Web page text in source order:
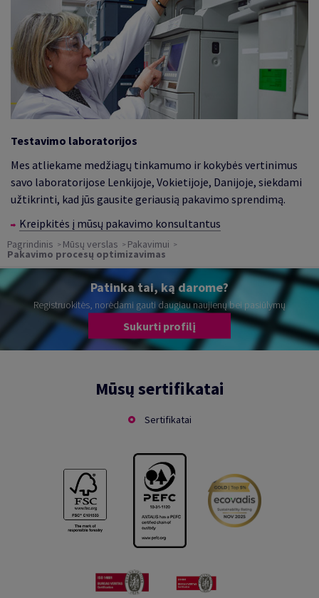
Testavimo laboratorijos
Mes atliekame medžiagų tinkamumo ir kokybės vertinimus
savo laboratorijose Lenkijoje, Vokietijoje, Danijoje, siekdami
užtikrinti, kad jūs gausite geriausią pakavimo sprendimą.
Kreipkitės į mūsų pakavimo konsultantus
Pagrindinis Mūsų verslas Pakavimui
Pakavimo procesų optimizavimas
Patinka tai, ką darome?
Registruokitės, norėdami gauti daugiau naujienų bei pasiūlymų
Sukurti profilį
Mūsų sertifikatai
Sertifikatai